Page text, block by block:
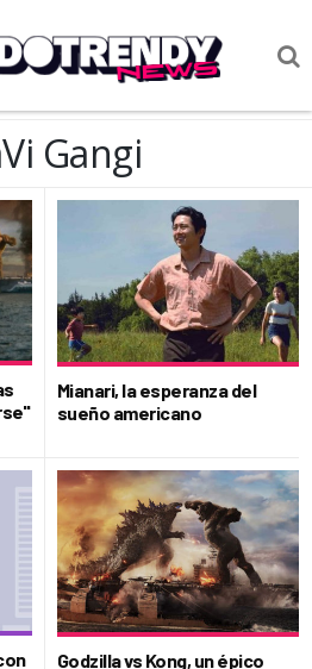
Gangi
Mianari, la esperanza del
sueño americano
Godzilla vs Kong, un épico